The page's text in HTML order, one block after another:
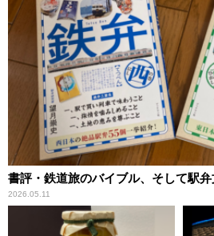
書評・鉄道旅のバイブル、そして駅弁
2026.05.11